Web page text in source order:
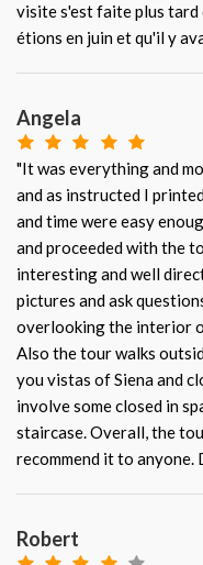
visite s'est faite plus tard
étions en juin et qu'il y
Angela
"It was everything and
and as instructed I
and time were easy
and proceeded with the
interesting and well
pictures and ask
overlooking the interior
Also the tour walks
you vistas of Siena and
involve some closed in
staircase. Overall, the
recommend it to anyone.
Robert